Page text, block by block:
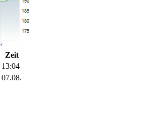
Zeit
13:04
07.08.